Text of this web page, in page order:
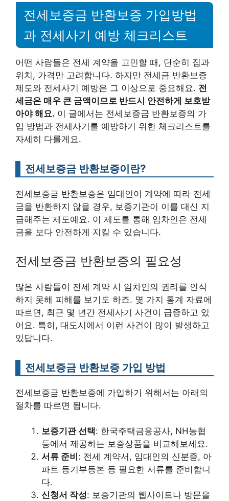
전세보증금 반환보증 가입방법
과 전세사기 예방 체크리스트
어떤 사람들은 전세 계약을 고민할 때, 단순히 집과
위치, 가격만 고려합니다. 하지만 전세금 반환보증
제도와 전세사기 예방은 그 이상으로 중요해요. 전
세금은 매우 큰 금액이므로 반드시 안전하게 보호받
아야 해요. 이 글에서는 전세보증금 반환보증의 가
입 방법과 전세사기를 예방하기 위한 체크리스트를
자세히 다룰게요.
전세보증금 반환보증이란?
전세보증금 반환보증은 임대인이 계약에 따라 전세
금을 반환하지 않을 경우, 보증기관이 이를 대신 지
급해주는 제도예요. 이 제도를 통해 임차인은 전세
금을 보다 안전하게 지킬 수 있습니다.
전세보증금 반환보증의 필요성
많은 사람들이 전세 계약 시 임차인의 권리를 인식
하지 못해 피해를 보기도 하죠. 몇 가지 통계 자료에
따르면, 최근 몇 년간 전세사기 사건이 급증하고 있
어요. 특히, 대도시에서 이런 사건이 많이 발생하고
있답니다.
전세보증금 반환보증 가입 방법
전세보증금 반환보증에 가입하기 위해서는 아래의
절차를 따르면 됩니다.
보증기관 선택: 한국주택금융공사, NH농협
등에서 제공하는 보증상품을 비교해보세요.
서류 준비 : 전세 계약서, 임대인의 신분증, 아
파트 등기부등본 등 필요한 서류를 준비합니
다.
신청서 작성: 보증기관의 웹사이트나 방문을